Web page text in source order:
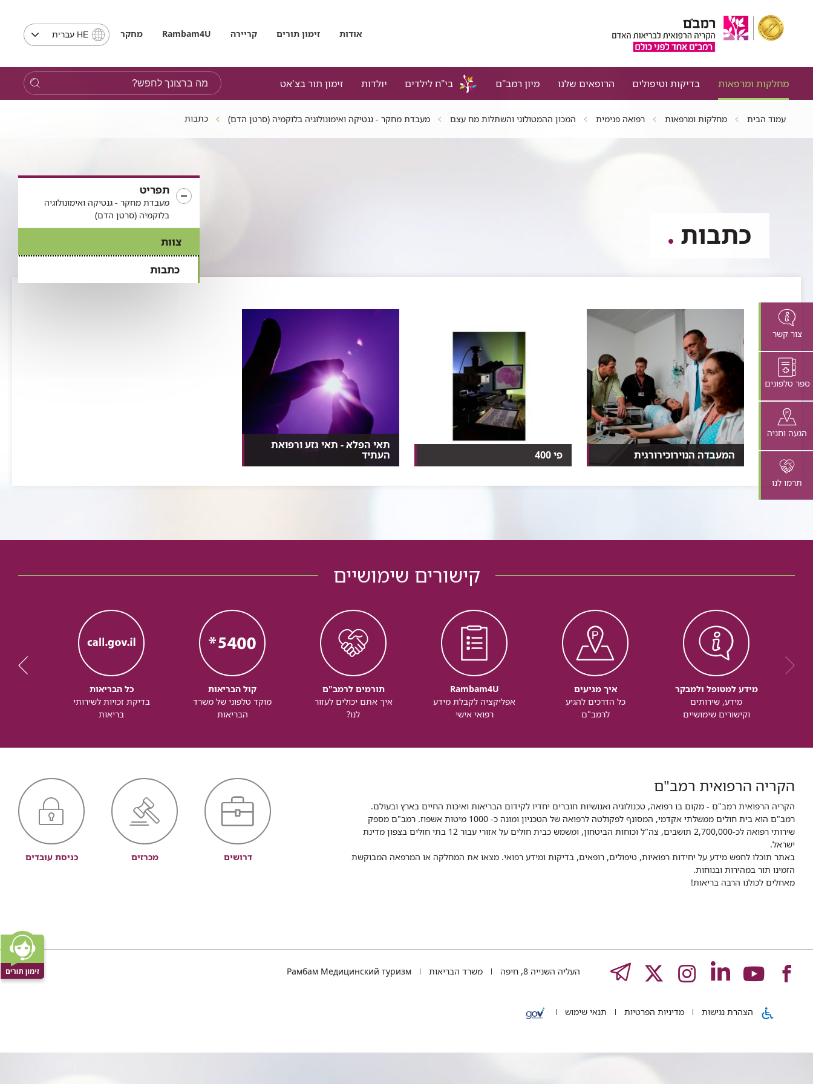
אודות זימון תורים קריירה Rambam4U מחקרבחירת
שפה
שים
בבחירת
HE עברית
מחלקות ומרפאות בדיקות וטיפולים הרופאים שלנו מיון רמב"ם בי"ח לילדים יולדות זימון תור בצ'אט
מה
ברצונך
לחפש?
צור קשר
ספר טלפונים
הגעה וחניה
תרמו לנו
עמוד הבית מחלקות ומרפאות רפואה פנימית המכון ההמטולוגי והשתלות מח עצם מעבדת מחקר - גנטיקה ואימונולוגיה בלוקמיה (סרטן הדם) כתבות
תפריט
מעבדת מחקר - גנטיקה ואימונולוגיה
בלוקמיה (סרטן הדם)
צוות
כתבות
כתבות
המעבדה הנוירוכירורגית
​המבחנה - האנשים שמאחורי
פי 400
הכירו את המיקרוסקופ הווירטואלי,
תאי הפלא - תאי גזע ורפואת
העתיד
הפוטנציאל הגלום בתאי גזע
קישורים שימושיים
מידע למטופל ולמבקר
מידע, שירותים
וקישורים שימושיים
איך מגיעים
כל הדרכים להגיע
לרמב"ם
Rambam4U
אפליקציה לקבלת מידע
רפואי אישי
תורמים לרמב"ם
איך אתם יכולים לעזור
לנו?
קול הבריאות
מוקד טלפוני של משרד
הבריאות
כל הבריאות
בדיקת זכויות לשירותי
בריאות
הקריה הרפואית רמב"ם
הקריה הרפואית רמב"ם - מקום בו רפואה, טכנולוגיה ואנושיות חוברים יחדיו לקידום הבריאות ואיכות החיים בארץ ובעולם.
רמב"ם הוא בית חולים ממשלתי אקדמי, המסונף לפקולטה לרפואה של הטכניון ומונה כ- 1000 מיטות אשפוז. רמב"ם מספק
שירותי רפואה לכ-2,700,000 תושבים, צה"ל וכוחות הביטחון, ומשמש כבית חולים על אזורי עבור 12 בתי חולים בצפון מדינת
ישראל.
באתר תוכלו לחפש מידע על יחידות רפואיות, טיפולים, רופאים, בדיקות ומידע רפואי. מצאו את המחלקה או המרפאה המבוקשת
הזמינו תור במהירות ובנוחות.
מאחלים לכולנו הרבה בריאות!
דרושים מכרזים כניסת עובדים
לעמוד
של
לעמוד
של
לעמוד
של
לעמוד
של
לעמוד
של
TELEGRAM
העליה השנייה 8, חיפה משרד הבריאות Рамбам Медицинский туризм
הצהרת נגישות מדיניות הפרטיות תנאי שימוש